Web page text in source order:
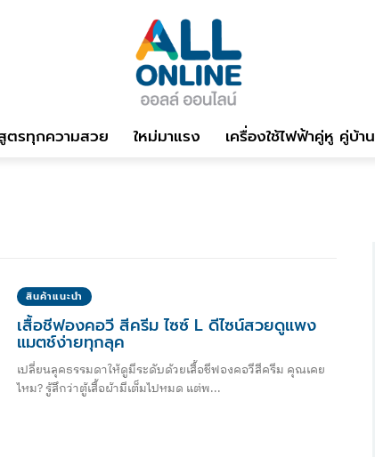
ตรทุกความสวย ใหม่มาแรง เครื่องใช้ไฟฟ้าคู่หู คู่บ้าน
สินค้าแนะนำ
เสื้อชีฟองคอวี สีครีม ไซซ์ L ดีไซน์สวยดูแพง
แมตช์ง่ายทุกลุค
เปลี่ยนลุคธรรมดาให้ดูมีระดับด้วยเสื้อชีฟองคอวีสีครีม คุณเคย
ไหม? รู้สึกว่าตู้เสื้อผ้ามีเต็มไปหมด แต่พ...